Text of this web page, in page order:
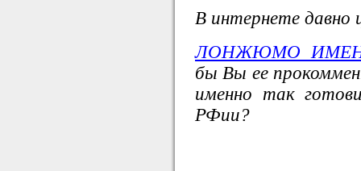
В интернете давно
ЛОНЖЮМО
бы Вы ее
именно так
РФии?